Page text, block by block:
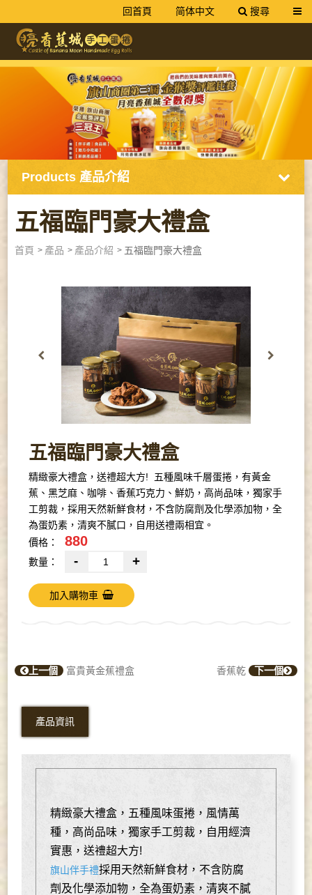
網友旗山美食推薦｜手工蛋捲禮盒
回首頁 简体中文 搜尋
Products 產品介紹
五福臨門豪大禮盒
首頁 產品 產品介紹 五福臨門豪大禮盒
五福臨門豪大禮盒
精緻豪大禮盒，送禮超大方! ​​​​​​​ 五種風味千層蛋捲，有黃金
蕉、黑芝麻、咖啡、香蕉巧克力、鮮奶，高尚品味，獨家手
工剪裁，採用天然新鮮食材，不含防腐劑及化學添加物，全
為蛋奶素，清爽不膩口，自用送禮兩相宜。
價格：
880
數量： - +
加入購物車
上一個 富貴黃金蕉禮盒 香蕉乾 下一個
產品資訊
精緻豪大禮盒，五種風味蛋捲，風情萬
種，高尚品味，獨家手工剪裁，自用經濟
實惠，送禮超大方!
旗山伴手禮採用天然新鮮食材，不含防腐
劑及化學添加物，全為蛋奶素，清爽不膩